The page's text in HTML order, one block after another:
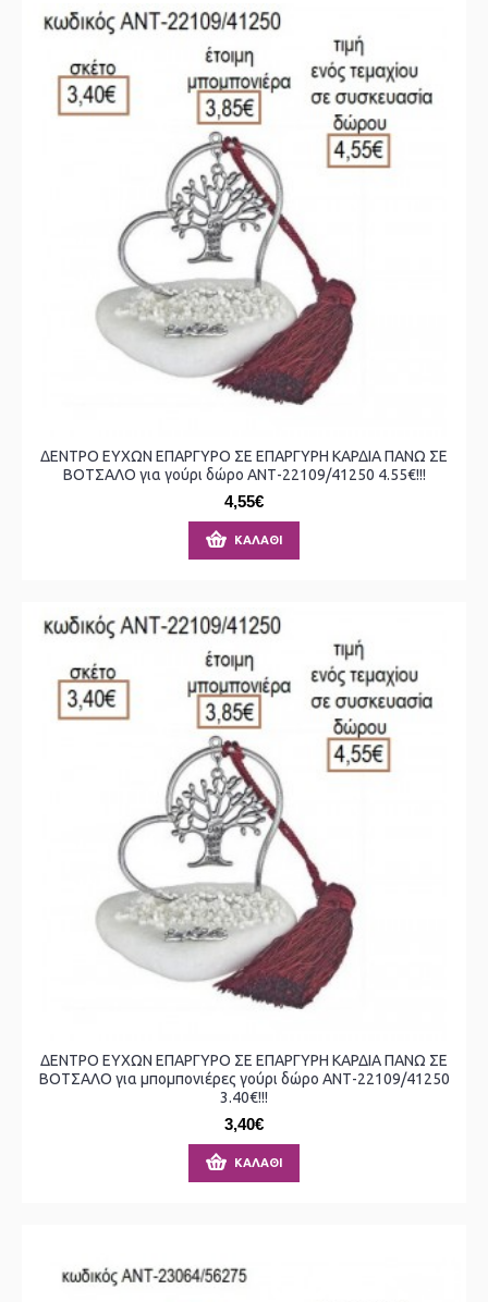
ΔΕΝΤΡΟ ΕΥΧΩΝ ΕΠΑΡΓΥΡΟ ΣΕ ΕΠΑΡΓΥΡΗ ΚΑΡΔΙΑ ΠΑΝΩ ΣΕ
ΒΟΤΣΑΛΟ για γούρι δώρο ΑΝΤ-22109/41250 4.55€!!!
4,55€
ΚΑΛΆΘΙ
ΔΕΝΤΡΟ ΕΥΧΩΝ ΕΠΑΡΓΥΡΟ ΣΕ ΕΠΑΡΓΥΡΗ ΚΑΡΔΙΑ ΠΑΝΩ ΣΕ
ΒΟΤΣΑΛΟ για μπομπονιέρες γούρι δώρο ΑΝΤ-22109/41250
3.40€!!!
3,40€
ΚΑΛΆΘΙ